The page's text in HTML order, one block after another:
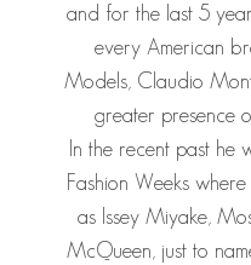
and for the last 5
every American
Models, Claudio
greater presence
In the recent past he
Fashion Weeks
as Issey Miyake,
McQueen, just to